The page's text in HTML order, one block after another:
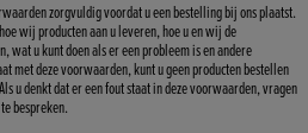
zorgvuldig voordat u een bestelling bij ons plaatst.
wij producten aan u leveren, hoe u en wij de
wat u kunt doen als er een probleem is en andere
met deze voorwaarden, kunt u geen producten bestellen
u denkt dat er een fout staat in deze voorwaarden, vragen
bespreken.